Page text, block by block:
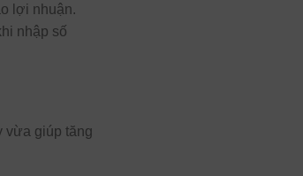
lợi nhuận.
nhập số
vừa giúp tăng